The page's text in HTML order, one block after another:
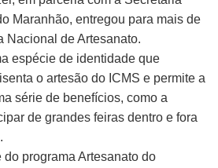
Maranhão, entregou para mais de
Nacional de Artesanato.
espécie de identidade que
o artesão do ICMS e permite a
série de benefícios, como a
de grandes feiras dentro e fora
do programa Artesanato do